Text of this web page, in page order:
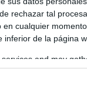
rechazar tal
cualquier
de la página
and may
You may
cargo de la